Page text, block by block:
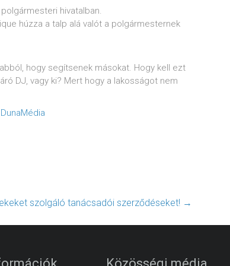
hivatalban.
húzza a talp alá valót a polgármesternek
hogy segítsenek másokat. Hogy kell ezt
DJ, vagy ki? Mert hogy a lakosságot nem
DunaMédia
szolgáló tanácsadói szerződéseket! →